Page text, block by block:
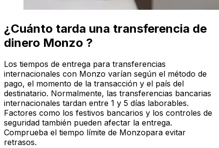
¿Cuánto tarda una transferencia de
dinero Monzo ?
Los tiempos de entrega para transferencias
internacionales con Monzo varían según el método de
pago, el momento de la transacción y el país del
destinatario. Normalmente, las transferencias bancarias
internacionales tardan entre 1 y 5 días laborables.
Factores como los festivos bancarios y los controles de
seguridad también pueden afectar la entrega.
Comprueba el tiempo límite de Monzopara evitar
retrasos.